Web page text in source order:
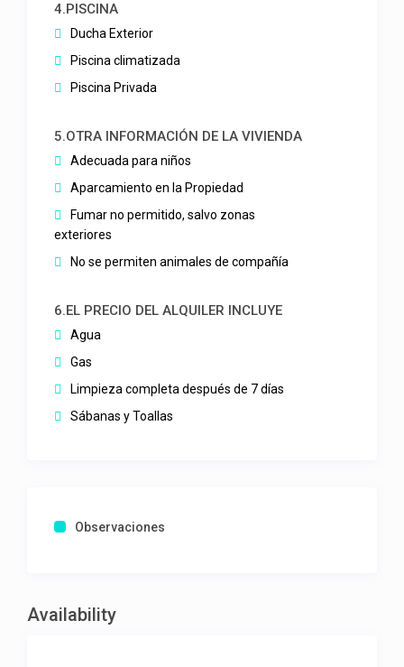
4.PISCINA
Ducha Exterior
Piscina climatizada
Piscina Privada
5.OTRA INFORMACIÓN DE LA VIVIENDA
Adecuada para niños
Aparcamiento en la Propiedad
Fumar no permitido, salvo zonas
exteriores
No se permiten animales de compañía
6.EL PRECIO DEL ALQUILER INCLUYE
Agua
Gas
Limpieza completa después de 7 días
Sábanas y Toallas
Observaciones
Availability